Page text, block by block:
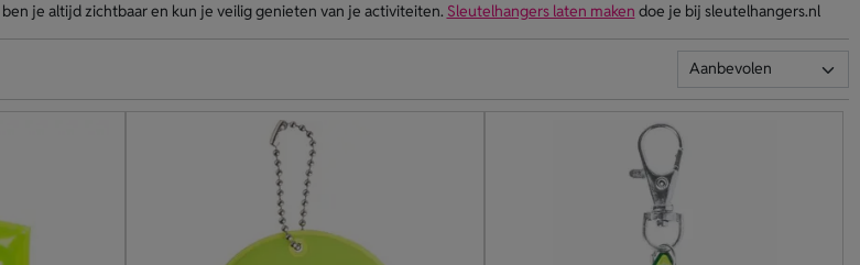
je altijd zichtbaar en kun je veilig genieten van je activiteiten. Sleutelhangers laten maken doe je bij sleutelhangers.nl